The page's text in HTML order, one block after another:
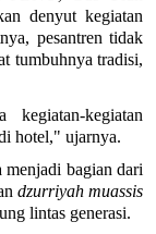
denyut kegiatan
pesantren tidak
tumbuhnya tradisi,
kegiatan
hotel," ujarnya.
menjadi bagian dari
dzurriyah muassis
lintas generasi.